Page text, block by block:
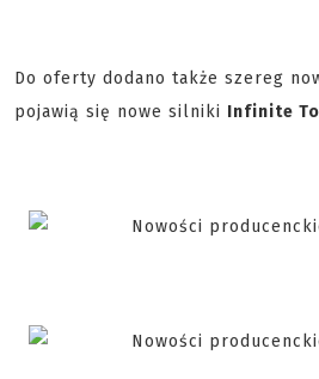
Do oferty dodano także szereg
pojawią się nowe silniki Infinite